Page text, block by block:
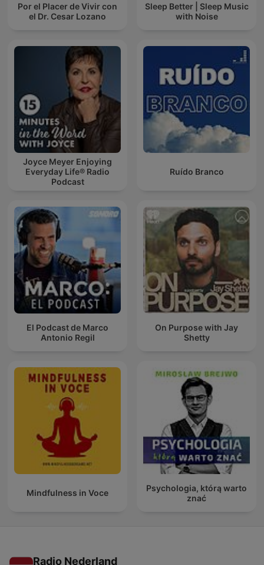
Por el Placer de Vivir con
el Dr. Cesar Lozano
Sleep Better | Sleep Music
with Noise
Joyce Meyer Enjoying
Everyday Life® Radio
Podcast
Ruído Branco
El Podcast de Marco
Antonio Regil
On Purpose with Jay
Shetty
Mindfulness in Voce
Psychologia, którą warto
znać
Radio Nederland